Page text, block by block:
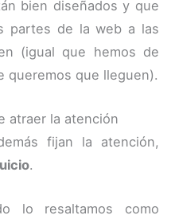
bien diseñados y que
partes de la web a las
(igual que hemos de
queremos que lleguen).
atraer la atención
fijan la atención,
.
lo resaltamos como